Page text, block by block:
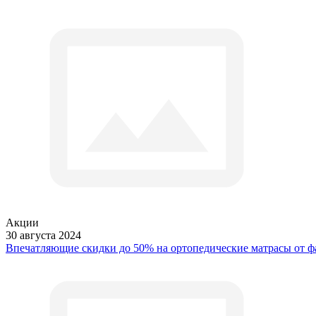
Акции
30 августа 2024
Впечатляющие скидки до 50% на ортопедические матрасы